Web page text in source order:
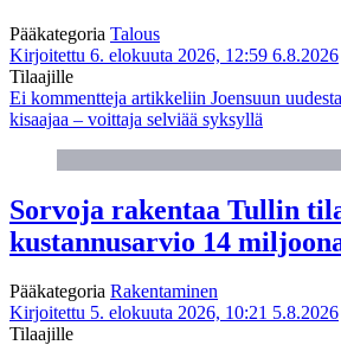
Pääkategoria Talous
Kirjoitettu 6. elokuuta 2026, 12:59 6.8.2026
Tilaajille
Ei kommentteja artikkeliin Joensuun
kisaajaa – voittaja selviää syksyllä
Sorvoja rakentaa Tullin
kustannusarvio 14
Pääkategoria Rakentaminen
Kirjoitettu 5. elokuuta 2026, 10:21 5.8.2026
Tilaajille